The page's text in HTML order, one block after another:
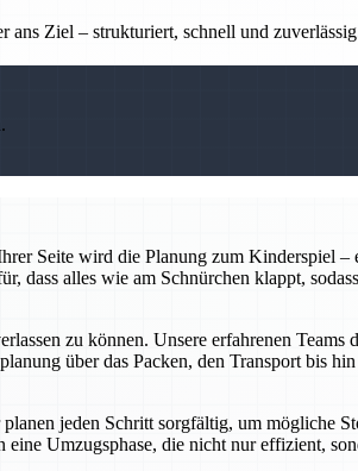
ans Ziel – strukturiert, schnell und
Seite wird die Planung zum Kinderspiel –
alles wie am Schnürchen klappt,
zu können. Unsere erfahrenen Teams
über das Packen, den Transport bis
jeden Schritt sorgfältig, um mögliche
Umzugsphase, die nicht nur effizient,